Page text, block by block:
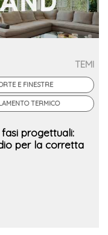
TEMI
E FINESTRE
TERMICO
progettuali:
per la corretta